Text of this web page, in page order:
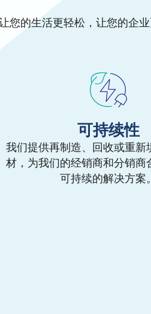
您的生活更轻松，让您的企
可持续性
我们提供再制造、回收或重新
材，为我们的经销商和分销商
可持续的解决方案。